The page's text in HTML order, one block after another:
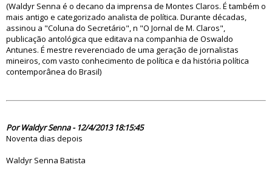
(Waldyr Senna é o decano da imprensa de Montes Claros. É também o
mais antigo e categorizado analista de política. Durante décadas,
assinou a "Coluna do Secretário", n "O Jornal de M. Claros",
publicação antológica que editava na companhia de Oswaldo
Antunes. É mestre reverenciado de uma geração de jornalistas
mineiros, com vasto conhecimento de política e da história política
contemporânea do Brasil)
Por Waldyr Senna - 12/4/2013 18:15:45
Noventa dias depois
Waldyr Senna Batista